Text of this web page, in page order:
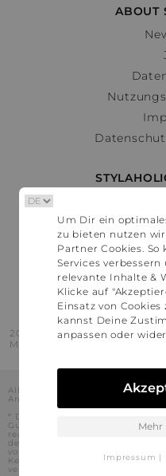
ABOUT
2016 - 2026 © Stylaholic.
Made for you with love in
Alle Preise inkl. der jeweils
Angaben ohne Gewähr.
* Die angezeigten Preise
Gutschein-Codes auf den Seiten
realisiert werden können.
der Gutschein-Codes durch und
vorkommen, dass die Gutscheine
Kenntnisstand bei dem
verwendet werden können.
Um Dir ein
zu bieten nutzen
Partner Cookies.
Services
relevante Inhalte &
Klicke auf
Einsatz von
kannst Deine
anpassen oder
Mehr
Impressum |